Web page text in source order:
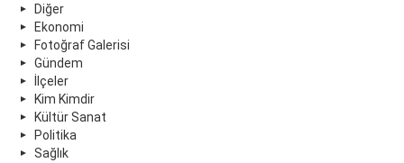
Diğer
Ekonomi
Fotoğraf Galerisi
Gündem
İlçeler
Kim Kimdir
Kültür Sanat
Politika
Sağlık